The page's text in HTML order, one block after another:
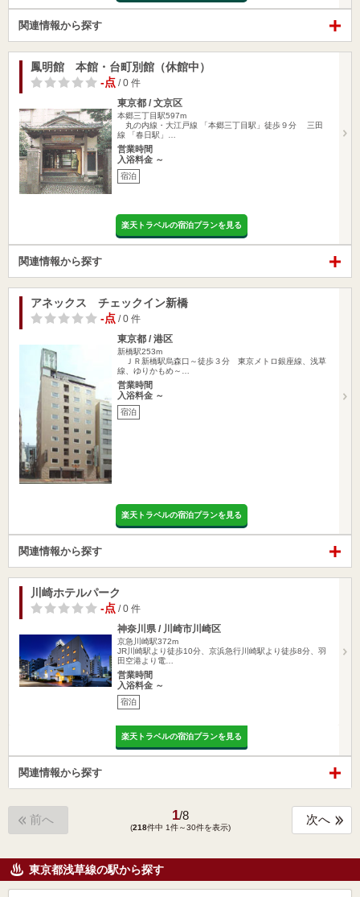
関連情報から探す
鳳明館 本館・台町別館（休館中）
-点 / 0 件
東京都 / 文京区
本郷三丁目駅597m
丸の内線・大江戸線 「本郷三丁目駅」徒歩９分 三田
線 「春日駅」…
営業時間
入浴料金 ～
宿泊
楽天トラベルの宿泊プランを見る
関連情報から探す
アネックス チェックイン新橋
-点 / 0 件
東京都 / 港区
新橋駅253m
ＪＲ新橋駅烏森口～徒歩３分 東京メトロ銀座線、浅草
線、ゆりかもめ～…
営業時間
入浴料金 ～
宿泊
楽天トラベルの宿泊プランを見る
関連情報から探す
川崎ホテルパーク
-点 / 0 件
神奈川県 / 川崎市川崎区
京急川崎駅372m
JR川崎駅より徒歩10分、京浜急行川崎駅より徒歩8分、羽
田空港より電…
営業時間
入浴料金 ～
宿泊
楽天トラベルの宿泊プランを見る
関連情報から探す
前へ 1/8
(218件中 1件～30件を表示)
次へ
東京都浅草線の駅から探す